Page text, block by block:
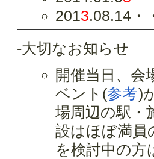
201 3.08.14・
-大切なお知らせ
開催当日、会
ベント(参考)
場周辺の駅・
設はほぼ満員
を検討中の方